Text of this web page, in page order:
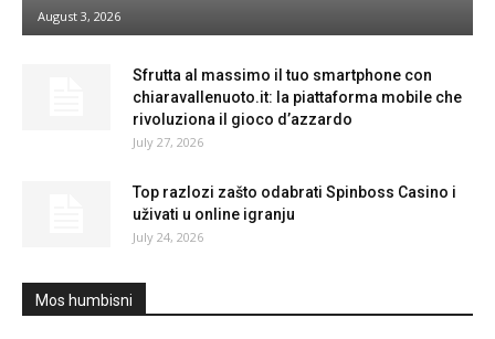
August 3, 2026
Sfrutta al massimo il tuo smartphone con
chiaravallenuoto.it: la piattaforma mobile che
rivoluziona il gioco d’azzardo
July 27, 2026
Top razlozi zašto odabrati Spinboss Casino i
uživati u online igranju
July 24, 2026
Mos humbisni